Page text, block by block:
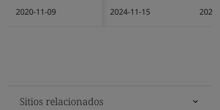
2020-11-09 2024-11-15
Sitios relacionados